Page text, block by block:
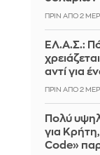
ΠΡΙΝ ΑΠΌ 2
ΕΛ.Α.Σ.:
αντί για
ΠΡΙΝ ΑΠΌ 2
Πολύ
για
Code»